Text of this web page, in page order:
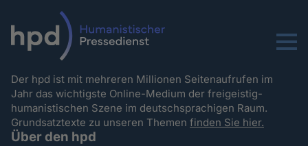
Menu
Der hpd ist mit mehreren Millionen Seitenaufrufen im
Jahr das wichtigste Online-Medium der freigeistig-
humanistischen Szene im deutschsprachigen Raum.
Grundsatztexte zu unseren Themenfinden Sie hier.
Über den hpd